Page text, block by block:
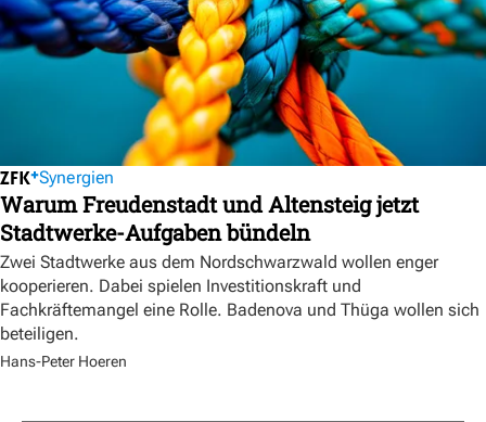
Synergien
Warum Freudenstadt und Altensteig jetzt
Stadtwerke-Aufgaben bündeln
Zwei Stadtwerke aus dem Nordschwarzwald wollen enger
kooperieren. Dabei spielen Investitionskraft und
Fachkräftemangel eine Rolle. Badenova und Thüga wollen sich
beteiligen.
Hans-Peter Hoeren